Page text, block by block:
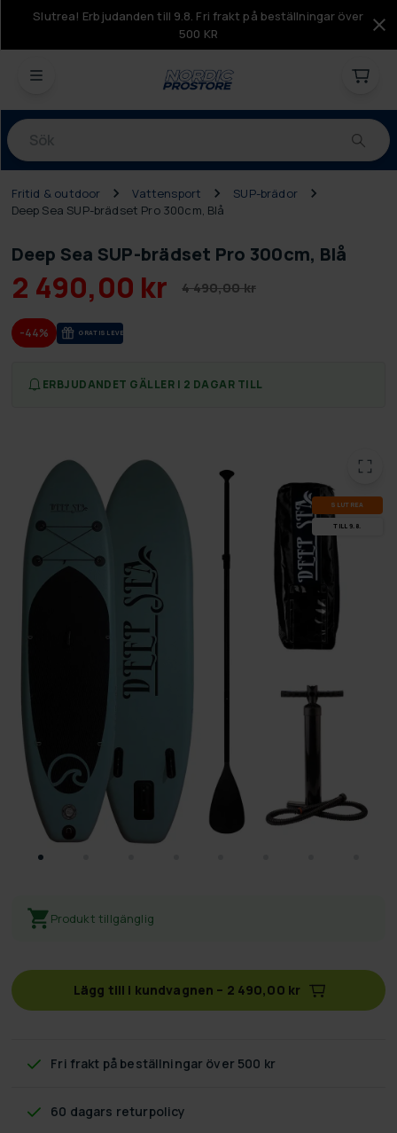
Slutrea! Erbjudanden till 9.8. Fri frakt på beställningar över
500 KR
Produkter
Fritid & outdoor Vattensport
SUP-brädor
Deep Sea SUP-brädset Pro 300cm, Blå
Deep Sea SUP-brädset Pro 300cm, Blå
2 490,00 kr 4 490,00 kr
-44% GRA­TIS LE­VE­RANS
ERBJUDANDET GÄLLER I 2 DAGAR TILL
SLUT­REA
TILL 9.8.
Produkt tillgänglig
Lägg till i kundvagnen – 2 490,00 kr
Fri frakt på beställningar över 500 kr
60 dagars returpolicy